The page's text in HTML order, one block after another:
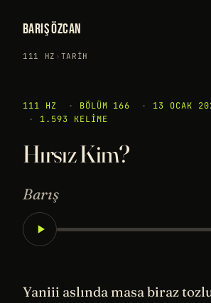
BARIŞ ÖZCAN
111 HZ › TARIH
111 HZ · BÖLÜM 166 · 13 OCAK
·
1.593 KELIME
Hırsız Kim?
Barış
Yaniii aslında masa biraz